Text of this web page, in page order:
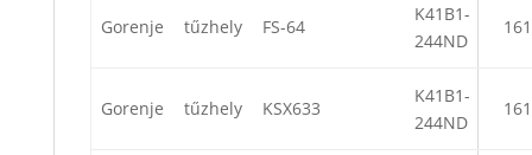
Gorenje tűzhely FS-64
K41B1-
244ND
Gorenje tűzhely KSX633
K41B1-
244ND